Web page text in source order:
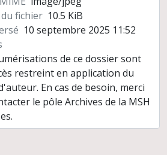
fichier 10.5 KiB
10 septembre 2025 11:52
de ce dossier sont
restreint en application du
En cas de besoin, merci
le pôle Archives de la MSH